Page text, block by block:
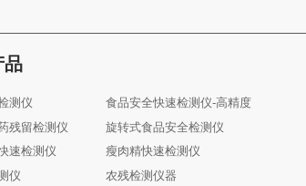
品
测仪
食品安全快速检测仪-高精度
残留检测仪
旋转式食品安全检测仪
速检测仪
瘦肉精快速检测仪
仪
农残检测仪器